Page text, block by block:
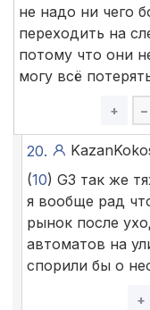
не надо ни чего
переходить на
потому что они
могу всё
+ –
20.
(10) G3 так же
я вообще рад
рынок после
автоматов на
спорили бы о
+